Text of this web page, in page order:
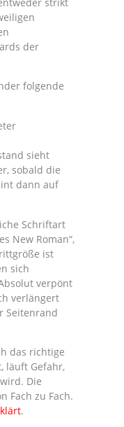
der
folgende
sieht
sobald die
dann auf
Schriftart
New Roman“,
ist
sich
verpönt
verlängert
Seitenrand
das richtige
läuft Gefahr,
Die
Fach zu Fach.
.